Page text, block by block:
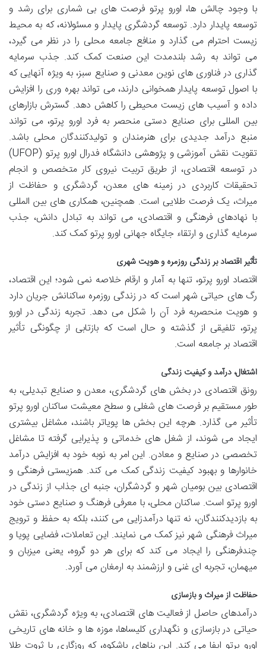
با وجود چالش ها، اورو پرتو فرصت های بی شماری برای رشد و
توسعه پایدار دارد. توسعه گردشگری پایدار و مسئولانه، که به محیط
زیست احترام می گذارد و منافع جامعه محلی را در نظر می گیرد،
می تواند به رشد بلندمدت این صنعت کمک کند. جذب سرمایه
گذاری در فناوری های نوین معدنی و صنایع سبز، به ویژه آنهایی که
با اصول توسعه پایدار همخوانی دارند، می تواند بهره وری را افزایش
داده و آسیب های زیست محیطی را کاهش دهد. گسترش بازارهای
بین المللی برای صنایع دستی منحصر به فرد اورو پرتو، می تواند
منبع درآمد جدیدی برای هنرمندان و تولیدکنندگان محلی باشد.
تقویت نقش آموزشی و پژوهشی دانشگاه فدرال اورو پرتو (UFOP)
در توسعه اقتصادی، از طریق تربیت نیروی کار متخصص و انجام
تحقیقات کاربردی در زمینه های معدن، گردشگری و حفاظت از
میراث، یک فرصت طلایی است. همچنین، همکاری های بین المللی
با نهادهای فرهنگی و اقتصادی، می تواند به تبادل دانش، جذب
سرمایه گذاری و ارتقاء جایگاه جهانی اورو پرتو کمک کند.
تأثیر اقتصاد بر زندگی روزمره و هویت شهری
اقتصاد اورو پرتو، تنها به آمار و ارقام خلاصه نمی شود؛ این اقتصاد،
رگ های حیاتی شهر است که در زندگی روزمره ساکنانش جریان دارد
و هویت منحصربه فرد آن را شکل می دهد. تجربه زندگی در اورو
پرتو، تلفیقی از گذشته و حال است که بازتابی از چگونگی تأثیر
اقتصاد بر جامعه است.
اشتغال، درآمد و کیفیت زندگی
رونق اقتصادی در بخش های گردشگری، معدن و صنایع تبدیلی، به
طور مستقیم بر فرصت های شغلی و سطح معیشت ساکنان اورو پرتو
تأثیر می گذارد. هرچه این بخش ها پویاتر باشند، مشاغل بیشتری
ایجاد می شوند، از شغل های خدماتی و پذیرایی گرفته تا مشاغل
تخصصی در صنایع و معادن. این امر به نوبه خود به افزایش درآمد
خانوارها و بهبود کیفیت زندگی کمک می کند. همزیستی فرهنگی و
اقتصادی بین بومیان شهر و گردشگران، جنبه ای جذاب از زندگی در
اورو پرتو است. ساکنان محلی، با معرفی فرهنگ و صنایع دستی خود
به بازدیدکنندگان، نه تنها درآمدزایی می کنند، بلکه به حفظ و ترویج
میراث فرهنگی شهر نیز کمک می نمایند. این تعاملات، فضایی پویا و
چندفرهنگی را ایجاد می کند که برای هر دو گروه، یعنی میزبان و
میهمان، تجربه ای غنی و ارزشمند به ارمغان می آورد.
حفاظت از میراث و بازسازی
درآمدهای حاصل از فعالیت های اقتصادی، به ویژه گردشگری، نقش
حیاتی در بازسازی و نگهداری کلیساها، موزه ها و خانه های تاریخی
اورو پرتو ایفا می کند. این بناهای باشکوه، که روزگاری با ثروت طلا